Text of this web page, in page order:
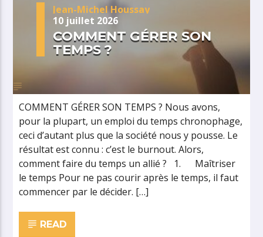
Jean-Michel Houssay
10 juillet 2026
COMMENT GÉRER SON
TEMPS ?
COMMENT GÉRER SON TEMPS ? Nous avons,
pour la plupart, un emploi du temps chronophage,
ceci d’autant plus que la société nous y pousse. Le
résultat est connu : c’est le burnout. Alors,
comment faire du temps un allié ? 1. Maîtriser
le temps Pour ne pas courir après le temps, il faut
commencer par le décider. […]
READ